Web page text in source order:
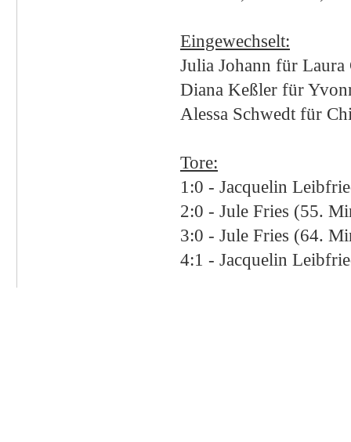
Eingewechselt:
Julia Johann für Laura
Diana Keßler für
Alessa Schwedt für
Tore:
1:0 - Jacquelin
2:0 - Jule Fries (55.
3:0 - Jule Fries (64.
4:1 - Jacquelin